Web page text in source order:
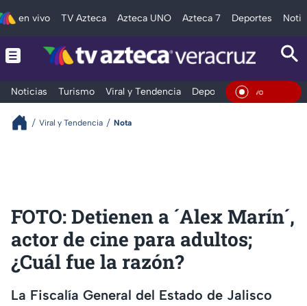
en vivo TV Azteca Azteca UNO Azteca 7 Deportes
Noticias Turismo Viral y Tendencia Deportes Espectáculos
En
Viral y Tendencia Nota
FOTO: Detienen a ´Alex Marín´,
actor de cine para adultos;
¿Cuál fue la razón?
La Fiscalía General del Estado de Jalisco